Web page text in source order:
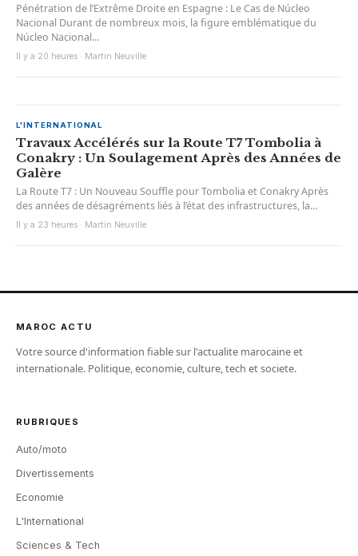
Pénétration de l’Extrême Droite en Espagne : Le Cas de Núcleo
Nacional Durant de nombreux mois, la figure emblématique du
Núcleo Nacional...
Il y a 20 heures · Martin Neuville
L'INTERNATIONAL
Travaux Accélérés sur la Route T7 Tombolia à
Conakry : Un Soulagement Après des Années de
Galère
La Route T7 : Un Nouveau Souffle pour Tombolia et Conakry Après
des années de désagréments liés à l’état des infrastructures, la...
Il y a 23 heures · Martin Neuville
MAROC ACTU
Votre source d'information fiable sur l'actualite marocaine et
internationale. Politique, economie, culture, tech et societe.
RUBRIQUES
Auto/moto
Divertissements
Economie
L'International
Sciences & Tech